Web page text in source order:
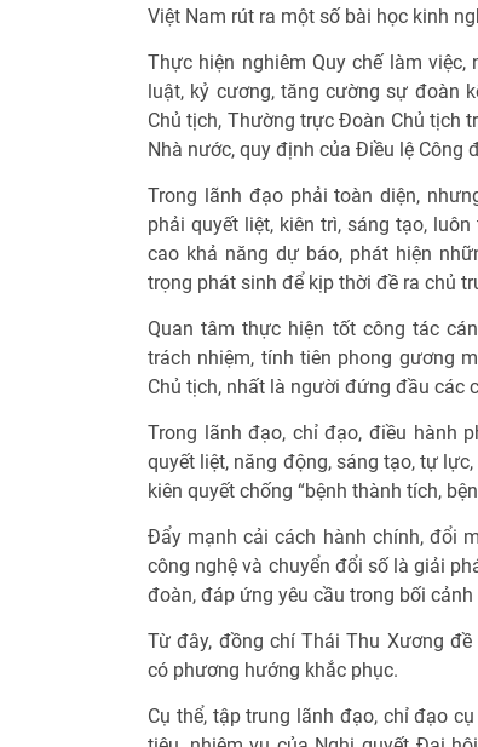
Việt Nam rút ra một số bài học kinh
Thực hiện nghiêm Quy chế làm
luật, kỷ cương, tăng cường sự đoàn
Chủ tịch, Thường trực Đoàn Chủ tịch
Nhà nước, quy định của Điều lệ Công
Trong lãnh đạo phải toàn diện,
phải quyết liệt, kiên trì, sáng tạo,
cao khả năng dự báo, phát hiện
trọng phát sinh để kịp thời đề ra chủ
Quan tâm thực hiện tốt công tác
trách nhiệm, tính tiên phong gương
Chủ tịch, nhất là người đứng đầu các
Trong lãnh đạo, chỉ đạo, điều hành
quyết liệt, năng động, sáng tạo, tự
kiên quyết chống “bệnh thành tích,
Đẩy mạnh cải cách hành chính, đổi
công nghệ và chuyển đổi số là giải
đoàn, đáp ứng yêu cầu trong bối cảnh
Từ đây, đồng chí Thái Thu Xương
có phương hướng khắc phục.
Cụ thể, tập trung lãnh đạo, chỉ đạo